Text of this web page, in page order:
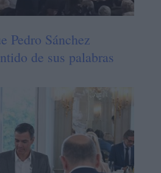
Pedro Sánchez
de sus palabras